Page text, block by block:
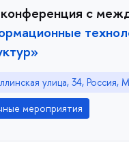
с
улица, 34, Россия,
мероприятия